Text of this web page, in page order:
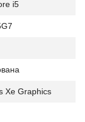
i5
Xe Graphics